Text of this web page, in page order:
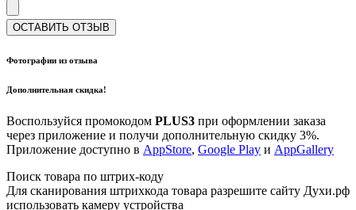
ОСТАВИТЬ ОТЗЫВ
Фотографии из отзыва
Дополнительная скидка!
Воспользуйся промокодом PLUS3 при оформлении заказа
через приложение и получи дополнительную скидку 3%.
Приложение доступно в AppStore, Google Play и AppGallery
Поиск товара по штрих-коду
Для сканирования штрихкода товара разрешите сайту Духи.рф
использовать камеру устройства